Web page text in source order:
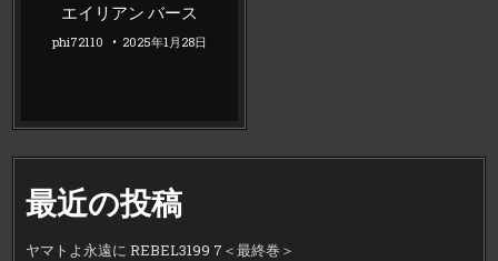
エイリアン バース
phi72110 2025年1月28日
最近の投稿
ヤマトよ永遠に REBEL3199 7＜最終巻＞